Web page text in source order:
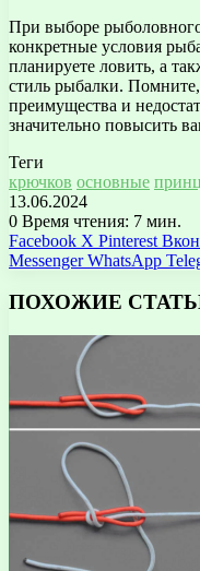
При выборе
конкретные условия
планируете ловить, а
стиль рыбалки.
преимущества и
значительно повысить
Теги
крючков основные
13.06.2024
0 Время чтения: 7 мин.
Facebook X Pinterest
Messenger WhatsApp
ПОХОЖИЕ